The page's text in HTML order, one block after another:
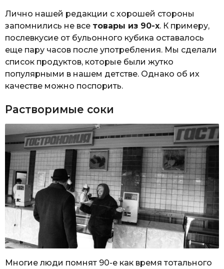
Лично нашей редакции с хорошей стороны
запомнились не все товары из 90-х. К примеру,
послевкусие от бульонного кубика оставалось
еще пару часов после употребления. Мы сделали
список продуктов, которые были жутко
популярными в нашем детстве. Однако об их
качестве можно поспорить.
Растворимые соки
Многие люди помнят 90-е как время тотального